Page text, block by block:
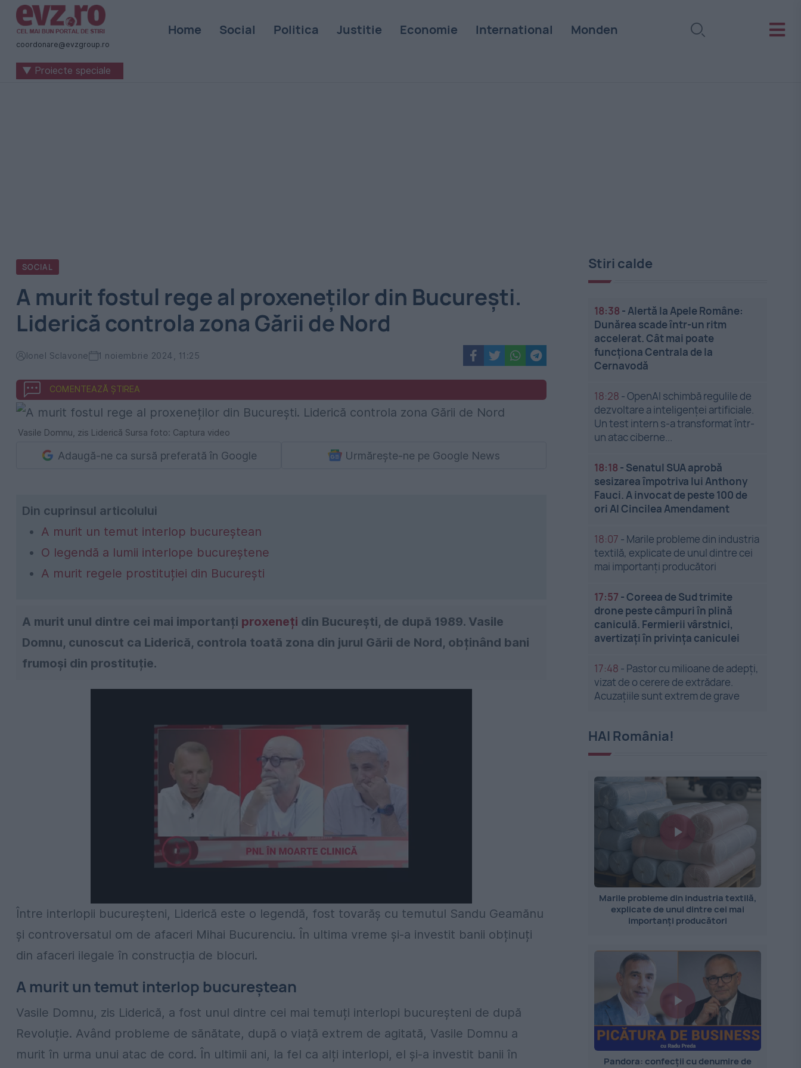
Știri
naționale
internaționale
coordonare@evzgroup.ro
Home Social Politica Justitie Economie International Monden
▼ Proiecte speciale
SOCIAL
A murit fostul rege al proxeneților din București.
Liderică controla zona Gării de Nord
Ionel Sclavone 1 noiembrie 2024, 11:25
COMENTEAZĂ ȘTIREA
Vasile Domnu, zis Liderică Sursa foto: Captura video
Adaugă-ne ca sursă preferată în Google Urmărește-ne pe Google News
Din cuprinsul articolului
A murit un temut interlop bucureștean
O legendă a lumii interlope bucureștene
A murit regele prostituției din București
A murit unul dintre cei mai importanți proxeneți din București, de după 1989. Vasile
Domnu, cunoscut ca Liderică, controla toată zona din jurul Gării de Nord, obținând bani
frumoși din prostituție.
Între interlopii bucureșteni, Liderică este o legendă, fost tovarăș cu temutul Sandu Geamănu
și controversatul om de afaceri Mihai Bucurenciu. În ultima vreme și-a investit banii obținuți
din afaceri ilegale în construcția de blocuri.
A murit un temut interlop bucureștean
Vasile Domnu, zis Liderică, a fost unul dintre cei mai temuți interlopi bucureșteni de după
Revoluție. Având probleme de sănătate, după o viață extrem de agitată, Vasile Domnu a
murit în urma unui atac de cord. În ultimii ani, la fel ca alți interlopi, el și-a investit banii în
Stiri calde
18:38 -Alertă la Apele Române:
Dunărea scade într-un ritm
accelerat. Cât mai poate
funcționa Centrala de la
Cernavodă
18:28 -OpenAI schimbă regulile de
dezvoltare a inteligenței artificiale.
Un test intern s-a transformat într-
un atac ciberne...
18:18 - Senatul SUA aprobă
sesizarea împotriva lui Anthony
Fauci. A invocat de peste 100 de
ori Al Cincilea Amendament
18:07 - Marile probleme din industria
textilă, explicate de unul dintre cei
mai importanți producători
17:57 -Coreea de Sud trimite
drone peste câmpuri în plină
caniculă. Fermierii vârstnici,
avertizați în privința caniculei
17:48 - Pastor cu milioane de adepți,
vizat de o cerere de extrădare.
Acuzațiile sunt extrem de grave
HAI România!
Marile probleme din industria textilă,
explicate de unul dintre cei mai
importanți producători
Pandora: confecții cu denumire de